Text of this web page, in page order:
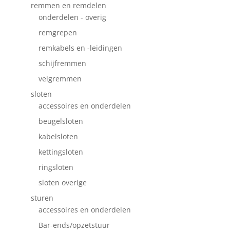
remmen en remdelen
onderdelen - overig
remgrepen
remkabels en -leidingen
schijfremmen
velgremmen
sloten
accessoires en onderdelen
beugelsloten
kabelsloten
kettingsloten
ringsloten
sloten overige
sturen
accessoires en onderdelen
Bar-ends/opzetstuur